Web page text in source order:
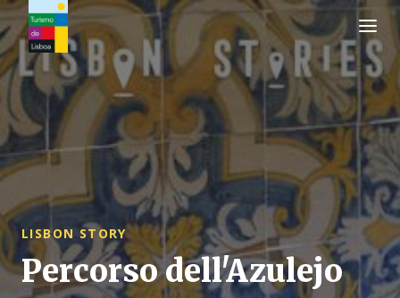
Logo di Turismo de Lisboa
LISBON STORY
Percorso dell'Azulejo